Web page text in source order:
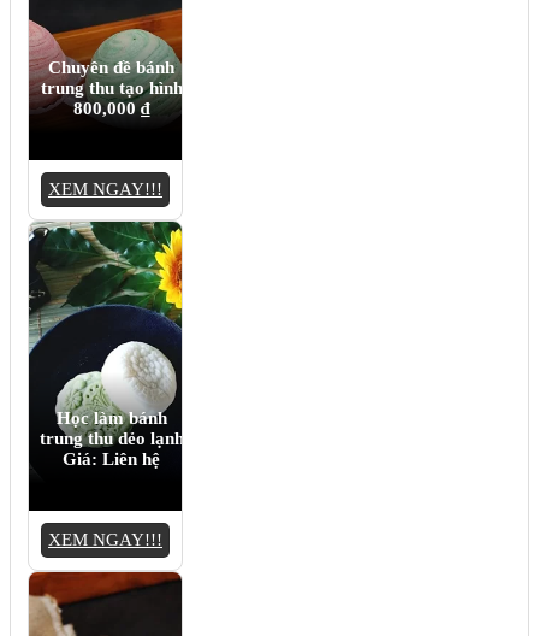
Chuyên đề bánh
trung thu tạo hình
800,000₫
XEM NGAY!!!
Học làm bánh
trung thu dẻo lạnh
Giá: Liên hệ
XEM NGAY!!!